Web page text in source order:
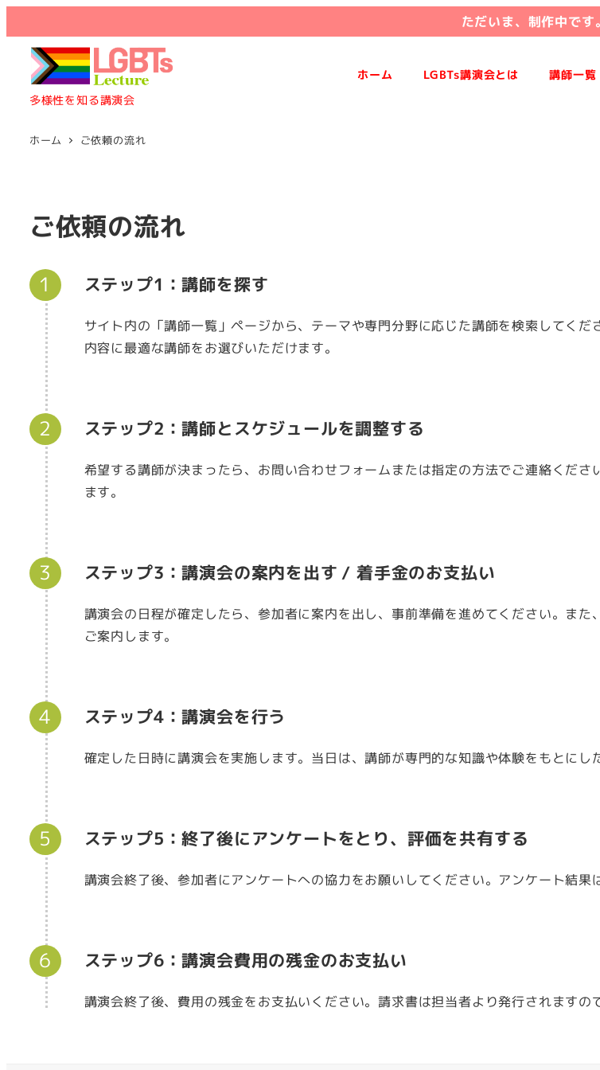
ただいま、制作中です。
多様性を知る講演会
ホーム LGBTs講演会とは 講師一覧
ホーム ご依頼の流れ
ご依頼の流れ
ステップ1：講師を探す
サイト内の「講師一覧」ページから、テーマや専門分野に応じた講師を検索してく
内容に最適な講師をお選びいただけます。
ステップ2：講師とスケジュールを調整する
希望する講師が決まったら、お問い合わせフォームまたは指定の方法でご連絡くだ
ます。
ステップ3：講演会の案内を出す / 着手金のお支払い
講演会の日程が確定したら、参加者に案内を出し、事前準備を進めてください。ま
ご案内します。
ステップ4：講演会を行う
確定した日時に講演会を実施します。当日は、講師が専門的な知識や体験をもとにし
ステップ5：終了後にアンケートをとり、評価を共有する
講演会終了後、参加者にアンケートへの協力をお願いしてください。アンケート結果
ステップ6：講演会費用の残金のお支払い
講演会終了後、費用の残金をお支払いください。請求書は担当者より発行されますの